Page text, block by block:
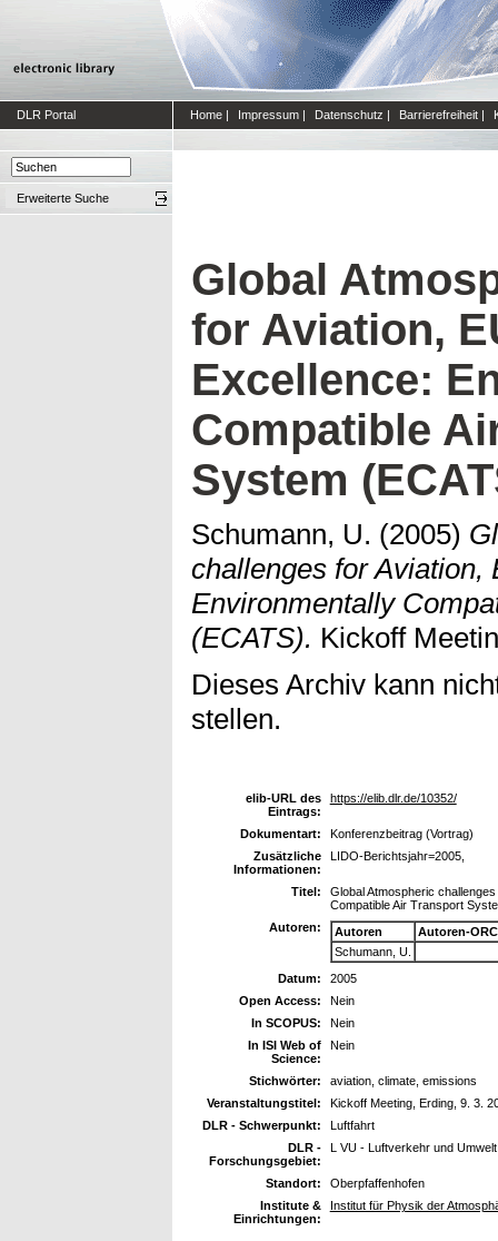
DLR Portal Home | Impressum | Datenschutz | Barrierefreiheit |
Erweiterte Suche
Global
for Aviation,
Excellence:
Compatible
System
Schumann, U. (2005)
challenges for Aviation,
Environmentally
(ECATS). Kickoff
Dieses Archiv kann
stellen.
elib-URL des
Eintrags:
https://elib.dlr.de/10352/
Dokumentart:
Konferenzbeitrag (Vortrag)
Zusätzliche
Informationen:
LIDO-Berichtsjahr=2005,
Titel:
Global Atmospheric
Compatible Air Transport
Autoren:
Autoren
Autoren-
Schumann, U.
Datum:
2005
Open Access:
Nein
In SCOPUS:
Nein
In ISI Web of
Science:
Nein
Stichwörter:
aviation, climate, emissions
Veranstaltungstitel:
Kickoff Meeting, Erding, 9. 3.
DLR - Schwerpunkt:
Luftfahrt
DLR -
Forschungsgebiet:
L VU - Luftverkehr und Umwelt
Standort:
Oberpfaffenhofen
Institute &
Einrichtungen:
Institut für Physik der